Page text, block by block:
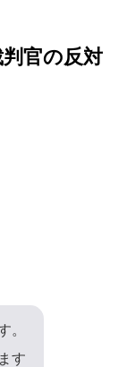
官の反対
。
す